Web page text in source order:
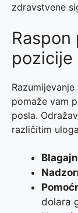
zdravstvene
pozicije
Razumijevanje
pomaže vam
posla.
različitim
dolara